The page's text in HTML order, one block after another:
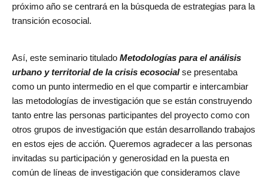
próximo año se centrará en la búsqueda de estrategias para la
transición ecosocial.
Así, este seminario titulado Metodologías para el análisis
urbano y territorial de la crisis ecosocialse presentaba
como un punto intermedio en el que compartir e intercambiar
las metodologías de investigación que se están construyendo
tanto entre las personas participantes del proyecto como con
otros grupos de investigación que están desarrollando trabajos
en estos ejes de acción. Queremos agradecer a las personas
invitadas su participación y generosidad en la puesta en
común de líneas de investigación que consideramos clave